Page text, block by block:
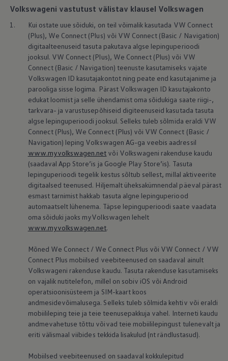
Isikupärastamine
Seinalaadija ja laadimiskaablid
Klienditeave
Ringlussevõtt ja tagastamine
Tagasikutsumiskampaaniad
Hoiatus- ja märgutuled
Teie Volkswageni uusimad
Teie Volkswageni uusimad
Digitaalne juhend
myVolkswagen
Takata turvapadja ohutusalane tagasikutsumine
Volkswageni vastutust välistav klausel Volkswagen
1.
Kui ostate uue sõiduki, on teil võimalik kasutada VW Connect
(Plus), We Connect (Plus) või VW Connect (Basic / Navigation)
digitaalteenuseid tasuta pakutava algse lepinguperioodi
jooksul. VW Connect (Plus), We Connect (Plus) või VW
Connect (Basic / Navigation) teenuste kasutamiseks vajate
Volkswagen ID kasutajakontot ning peate end kasutajanime ja
parooliga sisse logima. Pärast Volkswagen ID kasutajakonto
edukat loomist ja selle ühendamist oma sõidukiga saate riigi-,
tarkvara- ja varustusepõhiseid digiteenuseid kasutada tasuta
algse lepinguperioodi jooksul. Selleks tuleb sõlmida eraldi VW
Connect (Plus), We Connect (Plus) või VW Connect (Basic /
Navigation) leping Volkswagen AG-ga veebis aadressil
www.myvolkswagen.net või Volkswageni rakenduse kaudu
(saadaval App Store’is ja Google Play Store’is). Tasuta
lepinguperioodi tegelik kestus sõltub sellest, millal aktiveerite
digitaalsed teenused. Hiljemalt üheksakümnendal päeval pärast
esmast tarnimist hakkab tasuta algne lepinguperiood
automaatselt lühenema. Täpse lepinguperioodi saate vaadata
oma sõiduki jaoks myVolkswagen lehelt
www.myvolkswagen.net.
Mõned We Connect / We Connect Plus või VW Connect / VW
Connect Plus mobiilsed veebiteenused on saadaval ainult
Volkswageni rakenduse kaudu. Tasuta rakenduse kasutamiseks
on vajalik nutitelefon, millel on sobiv iOS või Android
operatsioonisüsteem ja SIM-kaart koos
andmesidevõimalusega. Selleks tuleb sõlmida kehtiv või eraldi
mobiilileping teie ja teie teenusepakkuja vahel. Interneti kaudu
andmevahetuse tõttu võivad teie mobiililepingust tulenevalt ja
eriti välismaal viibides tekkida lisakulud (nt rändlustasud).
Mobiilsed veebiteenused on saadaval kokkulepitud